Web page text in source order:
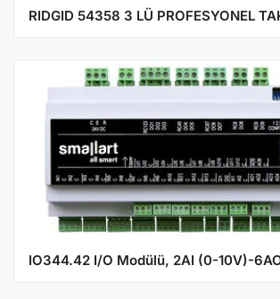
RIDGID 54358 3 LÜ PROFESYONEL